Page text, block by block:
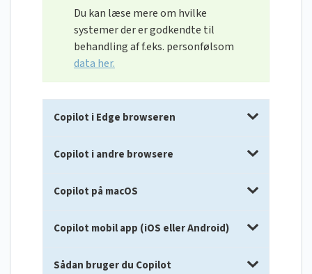
Du kan læse mere om hvilke
systemer der er godkendte til
behandling af f.eks. personfølsom
data her.
Copilot i Edge browseren
Copilot i andre browsere
Copilot på macOS
Copilot mobil app (iOS eller Android)
Sådan bruger du Copilot